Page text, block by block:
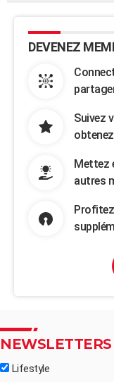
DEVENEZ
Suivez
Mettez
autres
NEWSLETTERS
Lifestyle